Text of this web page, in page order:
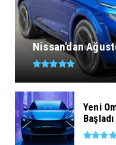
Nissan'dan
Yeni
Başladı